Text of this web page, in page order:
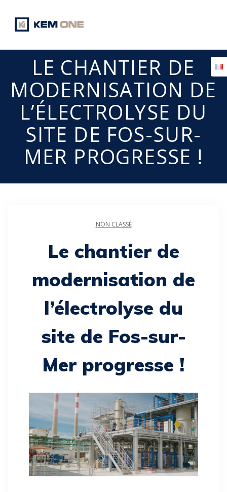
LE CHANTIER DE
MODERNISATION DE
L’ÉLECTROLYSE DU
SITE DE FOS-SUR-
MER PROGRESSE !
NON CLASSÉ
Le chantier de
modernisation de
l’électrolyse du
site de Fos-sur-
Mer progresse !